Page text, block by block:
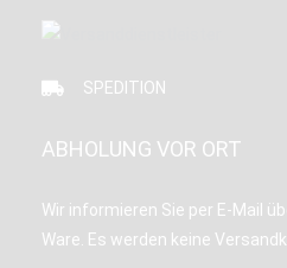
SPEDITION
ABHOLUNG VOR ORT
Wir informieren Sie per E-Mail
Ware. Es werden keine